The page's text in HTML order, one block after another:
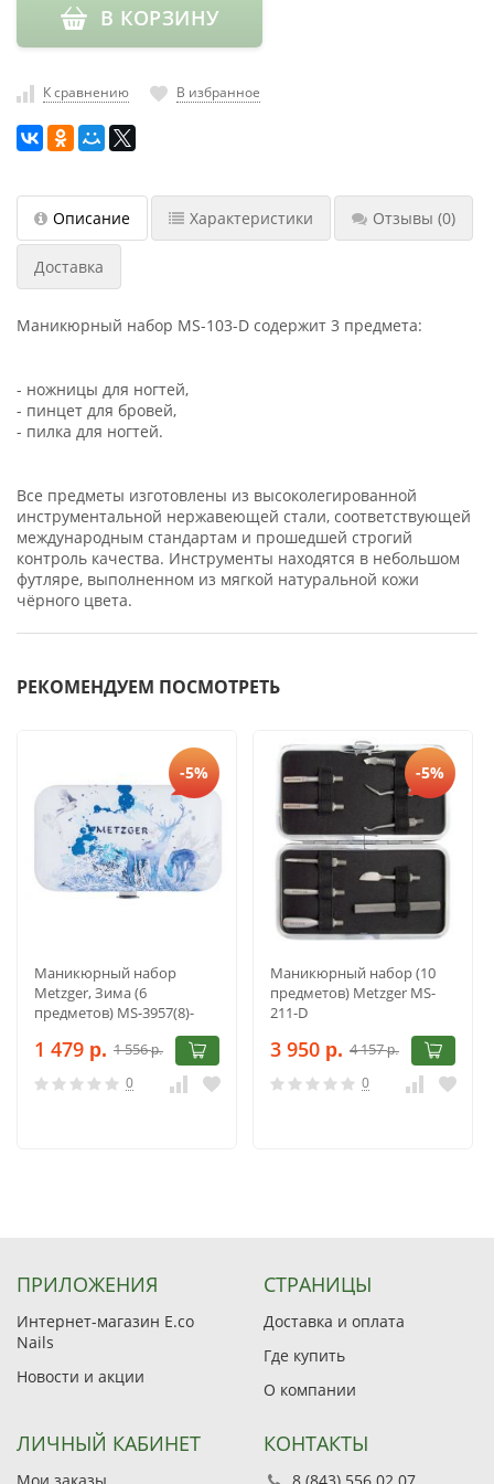
насадки
Хранение
В КОРЗИНУ
К сравнению В избранное
Описание Характеристики Отзывы (0)
Доставка
Маникюрный набор MS-103-D содержит 3 предмета:
- ножницы для ногтей,
- пинцет для бровей,
- пилка для ногтей.
Все предметы изготовлены из высоколегированной
инструментальной нержавеющей стали, соответствующей
международным стандартам и прошедшей строгий
контроль качества. Инструменты находятся в небольшом
футляре, выполненном из мягкой натуральной кожи
чёрного цвета.
РЕКОМЕНДУЕМ ПОСМОТРЕТЬ
-5%
Маникюрный набор
Metzger, Зима (6
предметов) MS-3957(8)-
1 479 р. 1 556р.
0
-5%
Маникюрный набор (10
предметов) Metzger MS-
211-D
3 950 р. 4 157р.
0
ПРИЛОЖЕНИЯ
Интернет-магазин E.co
Nails
Новости и акции
СТРАНИЦЫ
Доставка и оплата
Где купить
О компании
ЛИЧНЫЙ КАБИНЕТ КОНТАКТЫ